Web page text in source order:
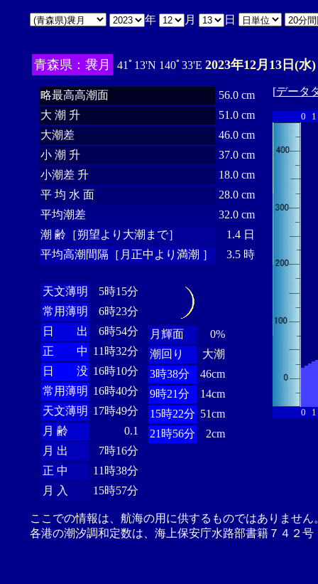
年 月 日
青森県：袰月 41ﾟ13'N 140ﾟ33'E 2023年12月13日(水)
略最高高潮面
56.0 cm
大 潮 升
51.0 cm
大潮差
46.0 cm
小 潮 升
37.0 cm
小潮差 升
18.0 cm
平 均 水 面
28.0 cm
平均潮差
32.0 cm
潮 齢［朔望より大潮まで］
1.4 日
平均高潮間隔［月正中より満潮 ］
3.5 時
天文薄明
5時15分
常用薄明
6時23分
日 出
6時54分
正 中 11時32分
日 没 16時10分
常用薄明 16時40分
天文薄明 17時49分
月 齢
0.1
月 出
7時16分
正 中
11時38分
月 入
15時57分
月輝面
0%
潮回り
大潮
3時38分
46cm
9時21分
14cm
15時22分 51cm
21時56分
2cm
[データ
0 1
0 1
ここでの情報は、航海の用に供するものではありませ
各港の潮汐調和定数は、海上保安庁水路部書籍７４２